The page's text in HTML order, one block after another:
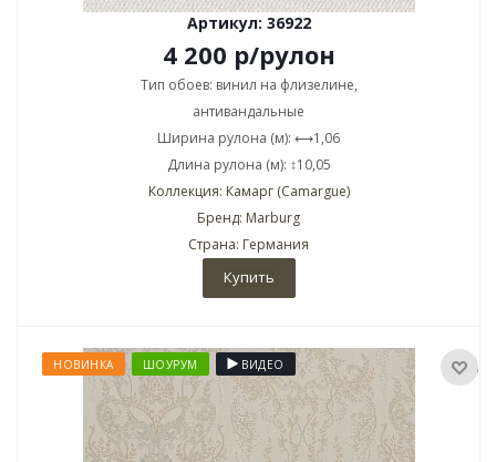
Артикул: 36922
4 200 р/рулон
Тип обоев: винил на флизелине,
антивандальные
Ширина рулона (м): ⟷1,06
Длина рулона (м): ↕10,05
Коллекция: Камарг (Camargue)
Бренд: Marburg
Страна: Германия
Купить
НОВИНКА ШОУРУМ ВИДЕО